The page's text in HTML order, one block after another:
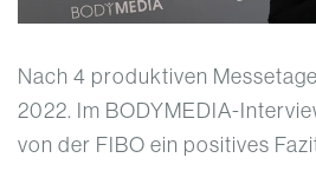
Nach 4 produktiven
2022. Im BODYMEDIA-
von der FIBO ein positives